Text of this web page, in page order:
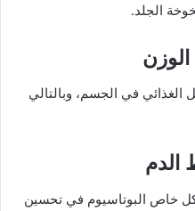
الجلد.
الغذائي في الجسم، وبالتالي
خاص البوتاسيوم في تحسين